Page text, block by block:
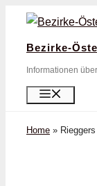
Zum
springen
Bezirke-
Informationen
Home » Rieggers